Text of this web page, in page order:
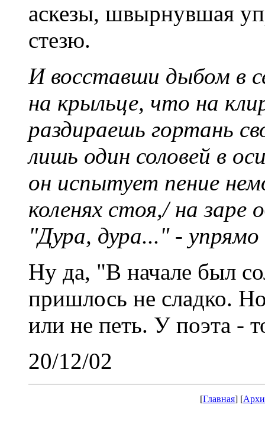
аскезы, швырнувшая
стезю.
И восставши дыбом в
на крыльце, что на
раздираешь гортань
лишь один соловей в
он испытует пение
коленях стоя,/ на
"Дура, дура..." -
Ну да, "В начале был
пришлось не сладко.
или не петь. У поэта -
20/12/02
[Главная] [